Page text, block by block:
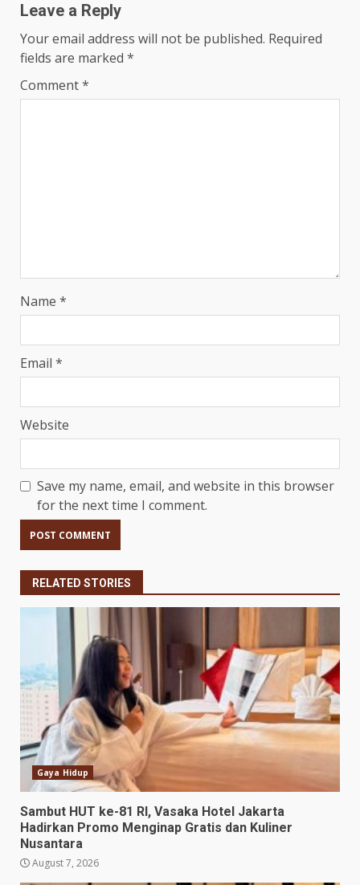
Leave a Reply
Your email address will not be published. Required
fields are marked *
Comment*
Name *
Email *
Website
Save my name, email, and website in this browser
for the next time I comment.
RELATED STORIES
Gaya Hidup
Sambut HUT ke-81 RI, Vasaka Hotel Jakarta
Hadirkan Promo Menginap Gratis dan Kuliner
Nusantara
August 7, 2026